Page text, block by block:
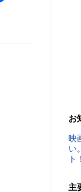
お
映
い
ト！
主